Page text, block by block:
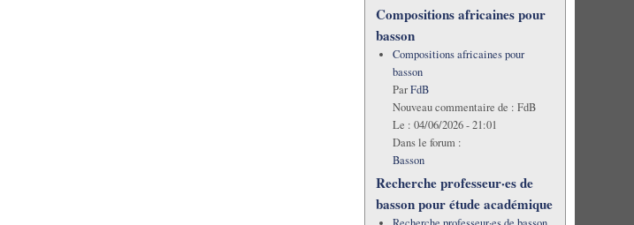
Compositions africaines pour
basson
Compositions africaines pour
basson
ParFdB
Nouveau commentaire de : FdB
Le : 04/06/2026 - 21:01
Dans le forum :
Basson
Recherche professeur·es de
basson pour étude académique